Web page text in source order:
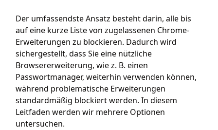
Der umfassendste Ansatz besteht darin, alle bis
auf eine kurze Liste von zugelassenen Chrome-
Erweiterungen zu blockieren. Dadurch wird
sichergestellt, dass Sie eine nützliche
Browsererweiterung, wie z. B. einen
Passwortmanager, weiterhin verwenden können,
während problematische Erweiterungen
standardmäßig blockiert werden. In diesem
Leitfaden werden wir mehrere Optionen
untersuchen.